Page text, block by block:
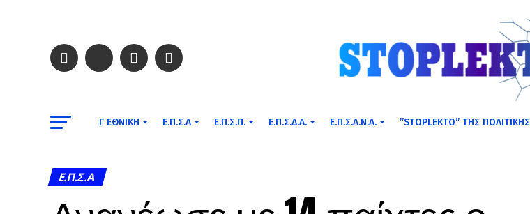
Γ ΕΘΝΙΚΉ Ε.Π.Σ.Α Ε.Π.Σ.Π. Ε.Π.Σ.Δ.Α. Ε.Π.Σ.Α.Ν.Α. ”STOPLEKTO” ΤΗΣ ΠΟΛΙΤΙΚΗΣ
Ε.Π.Σ.Α